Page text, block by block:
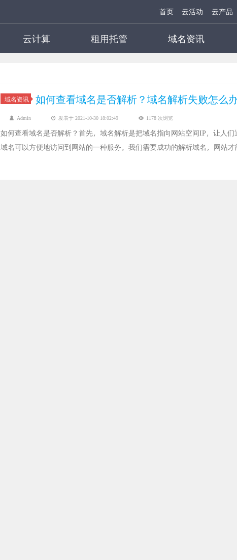
首页 云活动 云产品
云计算 租用托管 域名资讯
域名资讯 如何查看域名是否解析？域名解析失败怎么
Admin 发表于 2021-10-30 18:02:49 1178 次浏览
如何查看域名是否解析？首先，域名解析是把域名指向网站空间IP，让人们
域名可以方便地访问到网站的一种服务。我们需要成功的解析域名，网站才